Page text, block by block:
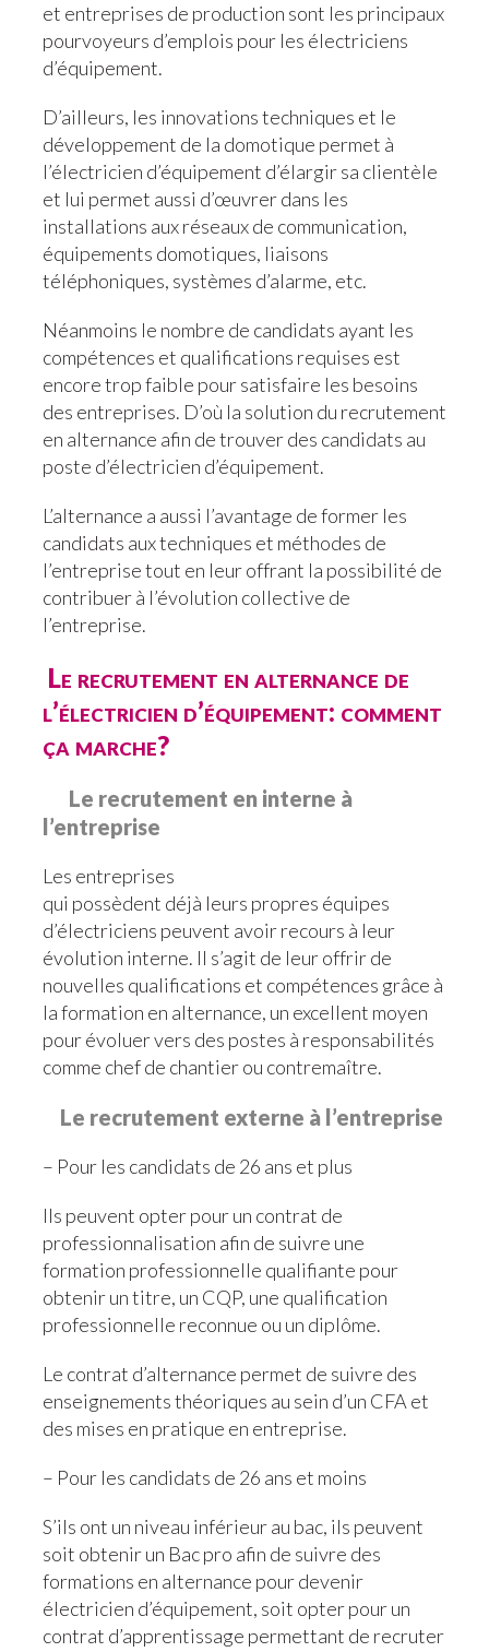
et entreprises de production sont les principaux
pourvoyeurs d’emplois pour les électriciens
d’équipement.
D’ailleurs, les innovations techniques et le
développement de la domotique permet à
l’électricien d’équipement d’élargir sa clientèle
et lui permet aussi d’œuvrer dans les
installations aux réseaux de communication,
équipements domotiques, liaisons
téléphoniques, systèmes d’alarme, etc.
Néanmoins le nombre de candidats ayant les
compétences et qualifications requises est
encore trop faible pour satisfaire les besoins
des entreprises. D’où la solution du recrutement
en alternance afin de trouver des candidats au
poste d’électricien d’équipement.
L’alternance a aussi l’avantage de former les
candidats aux techniques et méthodes de
l’entreprise tout en leur offrant la possibilité de
contribuer à l’évolution collective de
l’entreprise.
Le recrutement en alternance de
l’électricien d’équipement: comment
ça marche?
Le recrutement en interne à
l’entreprise
Les entreprises
qui possèdent déjà leurs propres équipes
d’électriciens peuvent avoir recours à leur
évolution interne. Il s’agit de leur offrir de
nouvelles qualifications et compétences grâce à
la formation en alternance, un excellent moyen
pour évoluer vers des postes à responsabilités
comme chef de chantier ou contremaître.
Le recrutement externe à l’entreprise
– Pour les candidats de 26 ans et plus
Ils peuvent opter pour un contrat de
professionnalisation afin de suivre une
formation professionnelle qualifiante pour
obtenir un titre, un CQP, une qualification
professionnelle reconnue ou un diplôme.
Le contrat d’alternance permet de suivre des
enseignements théoriques au sein d’un CFA et
des mises en pratique en entreprise.
– Pour les candidats de 26 ans et moins
S’ils ont un niveau inférieur au bac, ils peuvent
soit obtenir un Bac pro afin de suivre des
formations en alternance pour devenir
électricien d’équipement, soit opter pour un
contrat d’apprentissage permettant de recruter